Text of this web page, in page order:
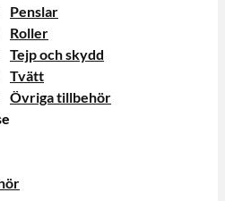
Penslar
Roller
Tejp och skydd
Tvätt
Övriga tillbehör